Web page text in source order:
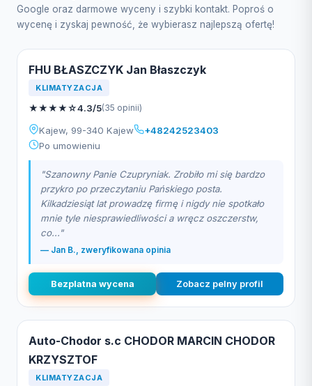
Google oraz darmowe wyceny i szybki kontakt. Poproś o
wycenę i zyskaj pewność, że wybierasz najlepszą ofertę!
FHU BŁASZCZYK Jan Błaszczyk
KLIMATYZACJA
★★★★☆4.3/5(35 opinii)
Kajew, 99-340 Kajew
+48242523403
Po umowieniu
"Szanowny Panie Czupryniak. Zrobiło mi się bardzo
przykro po przeczytaniu Pańskiego posta.
Kilkadziesiąt lat prowadzę firmę i nigdy nie spotkało
mnie tyle niesprawiedliwości a wręcz oszczerstw,
co..."
— Jan B., zweryfikowana opinia
Bezplatna wycena Zobacz pelny profil
Auto-Chodor s.c CHODOR MARCIN CHODOR
KRZYSZTOF
KLIMATYZACJA